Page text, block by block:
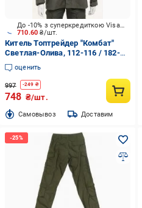
710.60₴/шт.
До -10% з суперкредиткою Visa Вигода
Китель Топтрейдер "Комбат"
Светлая-Олива, 112-116 / 182-
188cм р.XL
оценить
997 -249 ₴
748 ₴/шт.
Cамовывоз Доставим